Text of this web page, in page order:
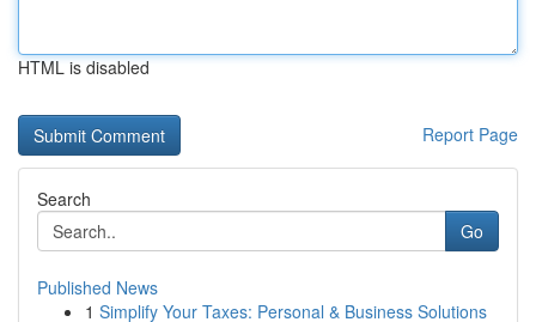
HTML is disabled
Report Page
Search
Go
Published News
1 Simplify Your Taxes: Personal & Business Solutions